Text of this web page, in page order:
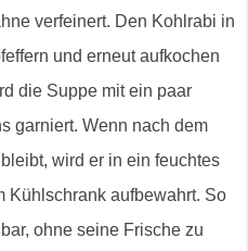
verfeinert. Den Kohlrabi in
und erneut aufkochen
die Suppe mit ein paar
garniert. Wenn nach dem
wird er in ein feuchtes
Kühlschrank aufbewahrt. So
ohne seine Frische zu